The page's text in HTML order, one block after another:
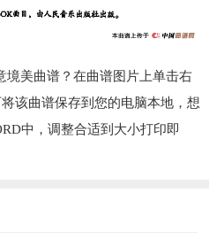
境美曲谱？在曲谱图片上单击右
该曲谱保存到您的电脑本地，想
中，调整合适到大小打印即